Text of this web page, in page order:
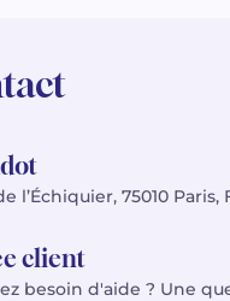
l’Échiquier, 75010 Paris,
client
besoin d'aide ? Une